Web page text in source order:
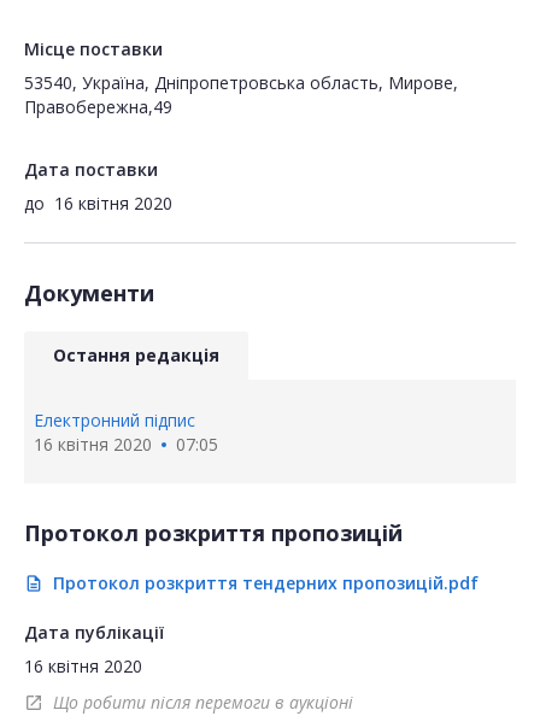
Місце поставки
53540, Україна, Дніпропетровська область, Мирове,
Правобережна,49
Дата поставки
до 16 квітня 2020
Документи
Остання редакція
Електронний підпис
16 квітня 2020
07:05
Протокол розкриття пропозицій
description Протокол розкриття тендерних пропозицій.pdf
Дата публікації
16 квітня 2020
open_in_new Що робити після перемоги в аукціоні